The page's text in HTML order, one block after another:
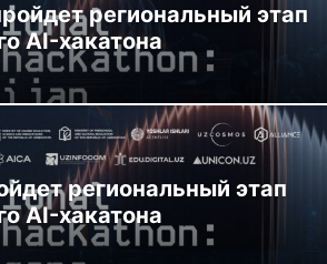
региональный этап
AI-хакатона
региональный этап
AI-хакатона